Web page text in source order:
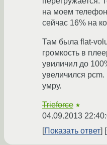
на моем
сейчас 16% на
Там была flat-
громкость в
увиличил до
увеличился
умру.
Trieforce ★
04.09.2013
Показать ответ